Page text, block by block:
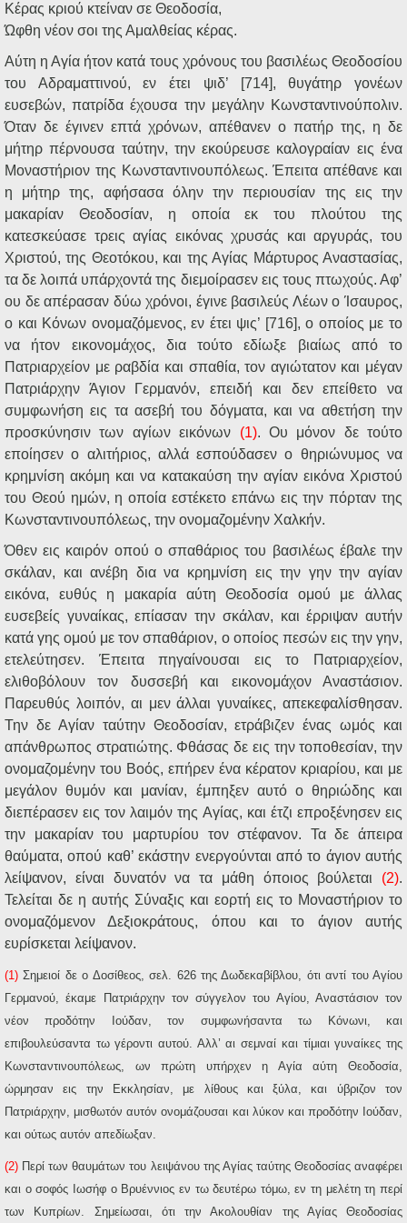
Κέρας κριού κτείναν σε Θεοδοσία,
Ώφθη νέον σοι της Αμαλθείας κέρας.
Αύτη η Αγία ήτον κατά τους χρόνους του βασιλέως Θεοδοσίου
του Αδραματτινού, εν έτει ψιδ’ [714], θυγάτηρ γονέων
ευσεβών, πατρίδα έχουσα την μεγάλην Κωνσταντινούπολιν.
Όταν δε έγινεν επτά χρόνων, απέθανεν ο πατήρ της, η δε
μήτηρ πέρνουσα ταύτην, την εκούρευσε καλογραίαν εις ένα
Μοναστήριον της Κωνσταντινουπόλεως. Έπειτα απέθανε και
η μήτηρ της, αφήσασα όλην την περιουσίαν της εις την
μακαρίαν Θεοδοσίαν, η οποία εκ του πλούτου της
κατεσκεύασε τρεις αγίας εικόνας χρυσάς και αργυράς, του
Χριστού, της Θεοτόκου, και της Αγίας Μάρτυρος Αναστασίας,
τα δε λοιπά υπάρχοντά της διεμοίρασεν εις τους πτωχούς. Αφ’
ου δε απέρασαν δύω χρόνοι, έγινε βασιλεύς Λέων ο Ίσαυρος,
ο και Κόνων ονομαζόμενος, εν έτει ψις’ [716], ο οποίος με το
να ήτον εικονομάχος, δια τούτο εδίωξε βιαίως από το
Πατριαρχείον με ραβδία και σπαθία, τον αγιώτατον και μέγαν
Πατριάρχην Άγιον Γερμανόν, επειδή και δεν επείθετο να
συμφωνήση εις τα ασεβή του δόγματα, και να αθετήση την
προσκύνησιν των αγίων εικόνων (1). Ου μόνον δε τούτο
εποίησεν ο αλιτήριος, αλλά εσπούδασεν ο θηριώνυμος να
κρημνίση ακόμη και να κατακαύση την αγίαν εικόνα Χριστού
του Θεού ημών, η οποία εστέκετο επάνω εις την πόρταν της
Κωνσταντινουπόλεως, την ονομαζομένην Χαλκήν.
Όθεν εις καιρόν οπού ο σπαθάριος του βασιλέως έβαλε την
σκάλαν, και ανέβη δια να κρημνίση εις την γην την αγίαν
εικόνα, ευθύς η μακαρία αύτη Θεοδοσία ομού με άλλας
ευσεβείς γυναίκας, επίασαν την σκάλαν, και έρριψαν αυτήν
κατά γης ομού με τον σπαθάριον, ο οποίος πεσών εις την γην,
ετελεύτησεν. Έπειτα πηγαίνουσαι εις το Πατριαρχείον,
ελιθοβόλουν τον δυσσεβή και εικονομάχον Αναστάσιον.
Παρευθύς λοιπόν, αι μεν άλλαι γυναίκες, απεκεφαλίσθησαν.
Την δε Αγίαν ταύτην Θεοδοσίαν, ετράβιζεν ένας ωμός και
απάνθρωπος στρατιώτης. Φθάσας δε εις την τοποθεσίαν, την
ονομαζομένην του Βοός, επήρεν ένα κέρατον κριαρίου, και με
μεγάλον θυμόν και μανίαν, έμπηξεν αυτό ο θηριώδης και
διεπέρασεν εις τον λαιμόν της Αγίας, και έτζι επροξένησεν εις
την μακαρίαν του μαρτυρίου τον στέφανον. Τα δε άπειρα
θαύματα, οπού καθ’ εκάστην ενεργούνται από το άγιον αυτής
λείψανον, είναι δυνατόν να τα μάθη όποιος βούλεται (2).
Τελείται δε η αυτής Σύναξις και εορτή εις το Μοναστήριον το
ονομαζόμενον Δεξιοκράτους, όπου και το άγιον αυτής
ευρίσκεται λείψανον.
(1)Σημειοί δε ο Δοσίθεος, σελ. 626 της Δωδεκαβίβλου, ότι αντί του Αγίου
Γερμανού, έκαμε Πατριάρχην τον σύγγελον του Αγίου, Αναστάσιον τον
νέον προδότην Ιούδαν, τον συμφωνήσαντα τω Κόνωνι, και
επιβουλεύσαντα τω γέροντι αυτού. Αλλ’ αι σεμναί και τίμιαι γυναίκες της
Κωνσταντινουπόλεως, ων πρώτη υπήρχεν η Αγία αύτη Θεοδοσία,
ώρμησαν εις την Εκκλησίαν, με λίθους και ξύλα, και ύβριζον τον
Πατριάρχην, μισθωτόν αυτόν ονομάζουσαι και λύκον και προδότην Ιούδαν,
και ούτως αυτόν απεδίωξαν.
(2) Περί των θαυμάτων του λειψάνου της Αγίας ταύτης Θεοδοσίας αναφέρει
και ο σοφός Ιωσήφ ο Βρυέννιος εν τω δευτέρω τόμω, εν τη μελέτη τη περί
των Κυπρίων. Σημείωσαι, ότι την Ακολουθίαν της Αγίας Θεοδοσίας